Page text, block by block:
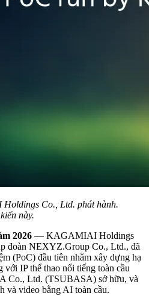
Co., Ltd. phát hành.
này.
2026 — KAGAMIAI Holdings
đoàn NEXYZ.Group Co., Ltd., đã
(PoC) đầu tiên nhằm xây dựng hạ
với IP thể thao nổi tiếng toàn cầu
Co., Ltd. (TSUBASA) sở hữu, và
và video bằng AI toàn cầu.